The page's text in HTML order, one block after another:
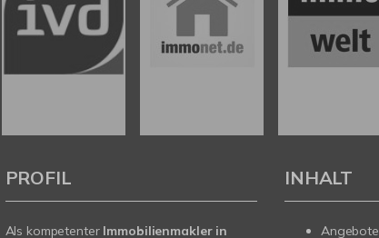
PROFIL
Als kompetenter Immobilienmakler in
INHALT
Angebote